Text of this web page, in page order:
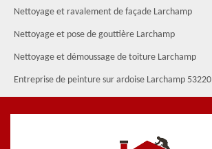
Nettoyage et ravalement de façade Larchamp
Nettoyage et pose de gouttière Larchamp
Nettoyage et démoussage de toiture Larchamp
Entreprise de peinture sur ardoise Larchamp 53220